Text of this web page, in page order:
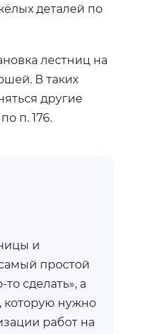
деталей по
лестниц на
В таких
другие
п. 176.
и
простой
сделать», а
которую нужно
работ на